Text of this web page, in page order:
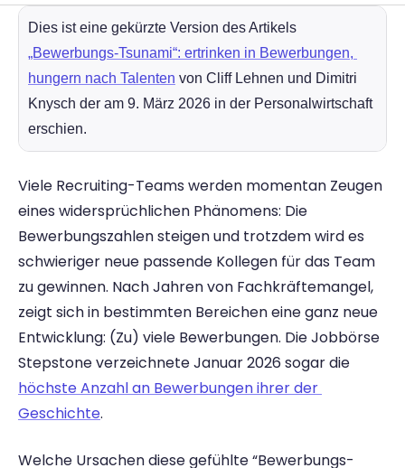
„Bewerbungs-Tsunami“: ertrinken in Bewerbungen,
hungern nach Talenten von Cliff Lehnen und Dimitri
Knysch der am 9. März 2026 in der Personalwirtschaft
erschien.
Viele Recruiting-Teams werden momentan Zeugen
eines widersprüchlichen Phänomens: Die
Bewerbungszahlen steigen und trotzdem wird es
schwieriger neue passende Kollegen für das Team
zu gewinnen. Nach Jahren von Fachkräftemangel,
zeigt sich in bestimmten Bereichen eine ganz neue
Entwicklung: (Zu) viele Bewerbungen. Die Jobbörse
höchste Anzahl an Bewerbungen ihrer der
Geschichte.
Welche Ursachen diese gefühlte “Bewerbungs-